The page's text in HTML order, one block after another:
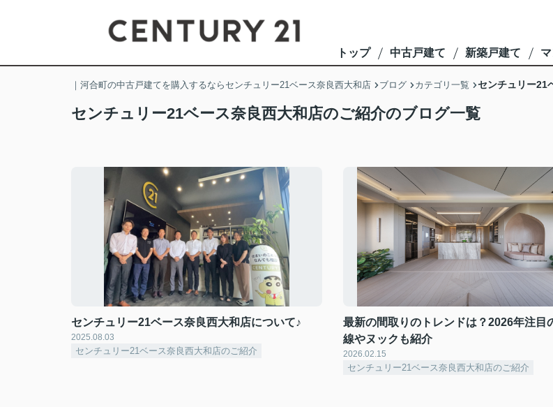
トップ 中古戸建て 新築戸建て
｜河合町の中古戸建てを購入するならセンチュリー21ベース奈良西大和店 ブログ カテゴリ一覧 センチュリー21
センチュリー21ベース奈良西大和店のご紹介のブログ一覧
センチュリー21ベース奈良西大和店について♪
2025.08.03
センチュリー21ベース奈良西大和店のご紹介
最新の間取りのトレンドは？2026年注目
線やヌックも紹介
2026.02.15
センチュリー21ベース奈良西大和店のご紹介